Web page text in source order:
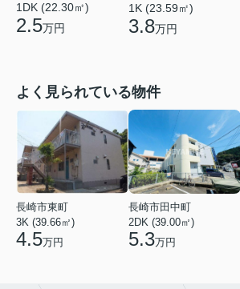
1DK (22.30㎡)
2.5万円
1K (23.59㎡)
3.8万円
よく見られている物件
長崎市東町
3K (39.66㎡)
4.5万円
長崎市田中町
2DK (39.00㎡)
5.3万円